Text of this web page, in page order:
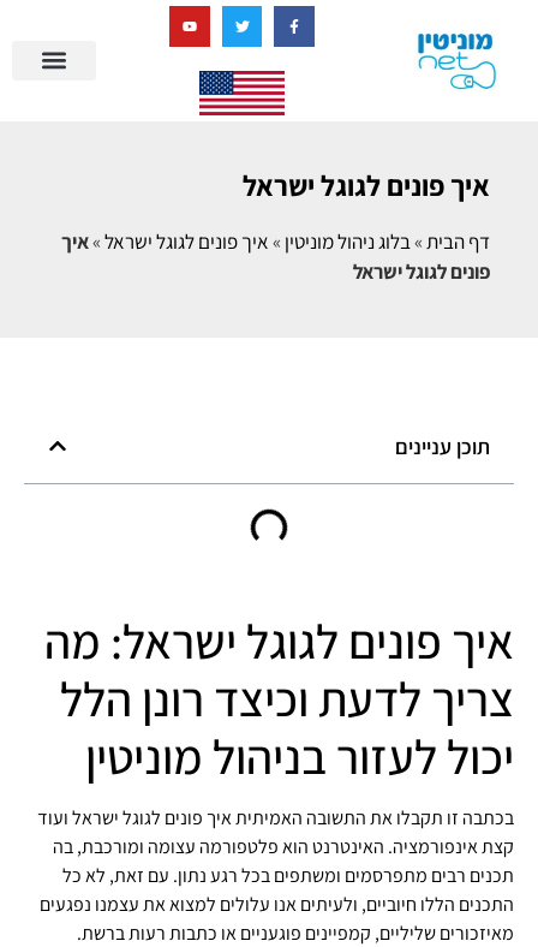
איך פונים לגוגל ישראל
דף הבית»בלוג ניהול מוניטין »איך פונים לגוגל ישראל»איך
פונים לגוגל ישראל
תוכן עניינים
איך פונים לגוגל ישראל: מה
צריך לדעת וכיצד רונן הלל
יכול לעזור בניהול מוניטין
בכתבה זו תקבלו את התשובה האמיתית איך פונים לגוגל ישראל ועוד
קצת אינפורמציה. האינטרנט הוא פלטפורמה עצומה ומורכבת, בה
תכנים רבים מתפרסמים ומשתפים בכל רגע נתון. עם זאת, לא כל
התכנים הללו חיוביים, ולעיתים אנו עלולים למצוא את עצמנו נפגעים
מאיזכורים שליליים, קמפיינים פוגעניים או כתבות רעות ברשת.